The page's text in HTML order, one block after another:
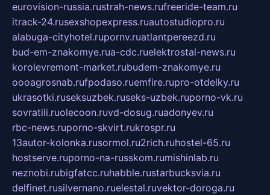
eurovision-russia.rustrah-news.rufreeride-team.ru
itrack-24.rusexshopexpress.ruautostudiopro.ru
alabuga-cityhotel.rupornv.ruatlantpereezd.ru
bud-em-znakomye.rua-cdc.ruelektrostal-news.ru
korolevremont-market.rubudem-znakomye.ru
oooagrosnab.rufpodaso.ruemfire.rupro-otdelky.ru
ukrasotki.ruseksuzbek.ruseks-uzbek.ruporno-vk.ru
sovratili.ruolecoon.ruvd-dosug.ruadonyev.ru
rbc-news.ruporno-skvirt.rukrospr.ru
13autor-kolonka.rusormol.ru2rich.ruhostel-65.ru
hostserve.ruporno-na-russkom.rumishinlab.ru
neznobi.rubigfatcc.ruhabble.rustarbucksvia.ru
delfinet.rusilvernano.ruelestal.ruvektor-doroga.ru